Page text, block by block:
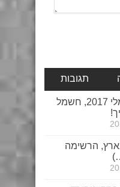
תגובות
סקייטבורד חשמלי 2017, חשמל
הרשימה